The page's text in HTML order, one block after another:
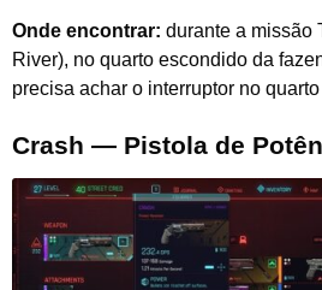
Onde encontrar: durante a missão
River), no quarto escondido da
precisa achar o interruptor no
Crash — Pistola de